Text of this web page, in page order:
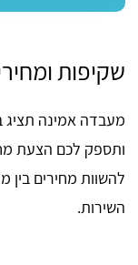
שקיפות
מעבדה אמינה תציג
ותספק לכם הצעת
להשוות מחירים
השירות.